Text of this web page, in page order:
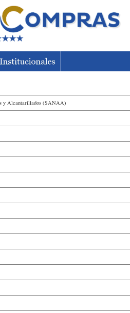
y Alcantarillados (SANAA)